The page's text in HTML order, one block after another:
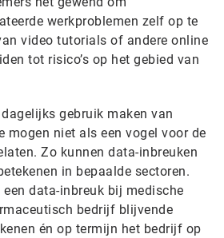
werkproblemen zelf op te
video tutorials of andere online
tot risico’s op het gebied van
gebruik maken van
mogen niet als een vogel voor de
Zo kunnen data-inbreuken
in bepaalde sectoren.
data-inbreuk bij medische
bedrijf blijvende
én op termijn het bedrijf op